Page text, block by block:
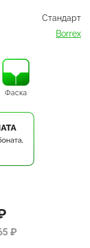
Стандарт
Borrex
Фаска
₽